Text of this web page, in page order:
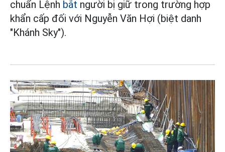
chuẩn Lệnh bắt người bị giữ trong trường hợp
khẩn cấp đối với Nguyễn Văn Hợi (biệt danh
"Khánh Sky").